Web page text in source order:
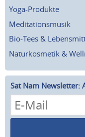
Yoga-Produkte
Meditationsmusik
Bio-Tees &
Naturkosmetik &
Sat Nam Newsletter: